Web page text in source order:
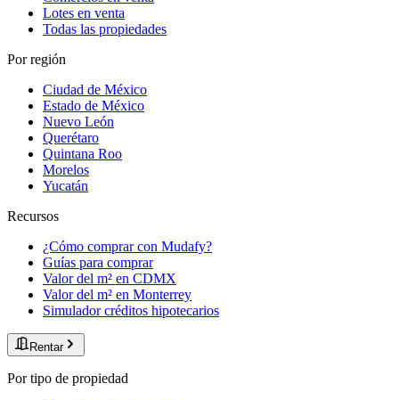
Lotes en venta
Todas las propiedades
Por región
Ciudad de México
Estado de México
Nuevo León
Querétaro
Quintana Roo
Morelos
Yucatán
Recursos
¿Cómo comprar con Mudafy?
Guías para comprar
Valor del m² en CDMX
Valor del m² en Monterrey
Simulador créditos hipotecarios
Rentar
Por tipo de propiedad